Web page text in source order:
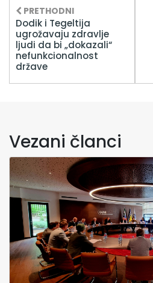
PRETHODNI
Dodik i Tegeltija
ugrožavaju zdravlje
ljudi da bi „dokazali“
nefunkcionalnost
države
Vezani članci